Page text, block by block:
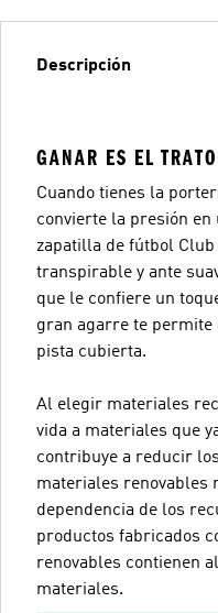
Descripción
GANAR ES EL TRATO
Cuando tienes la
convierte la presión
zapatilla de fútbol
transpirable y ante
que le confiere un
gran agarre te permite
pista cubierta.
Al elegir materiales
vida a materiales que
contribuye a reducir
materiales renovables
dependencia de los
productos fabricados
renovables contienen
materiales.